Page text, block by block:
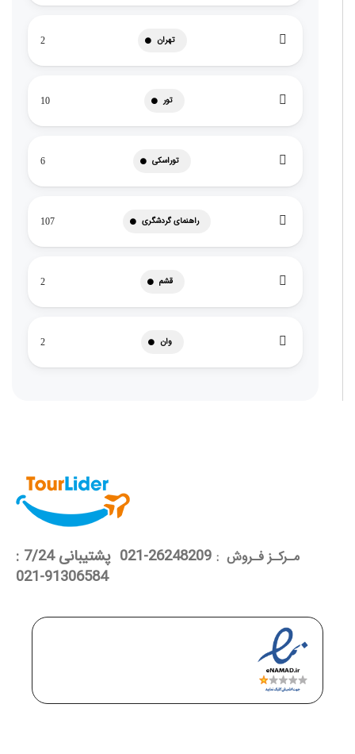
تهران 2
تور 10
توراسکی 6
راهنمای گردشگری 107
قشم 2
وان 2
مـرکـز فـروش :
26248209-021 پشتیبانی 7/24 :
91306584-021